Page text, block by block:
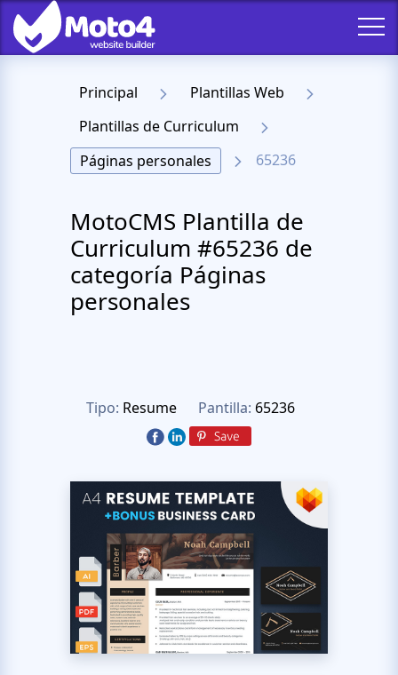
Principal
Plantillas Web
Plantillas de Curriculum
Páginas personales
65236
MotoCMS Plantilla de
Curriculum #65236 de
categoría Páginas
personales
Tipo: Resume Pantilla: 65236